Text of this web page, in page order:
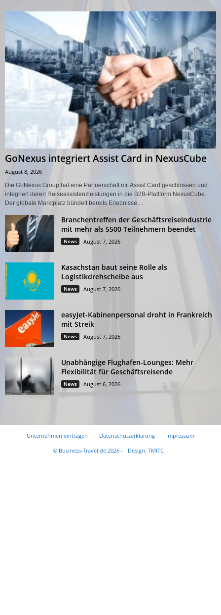
GoNexus integriert Assist Card in NexusCube
August 8, 2026
Die GoNexus Group hat eine Partnerschaft mit Assist Card geschlossen und
integriert deren Reiseassistenzleistungen in die B2B-Plattform NexusCube.
Der globale Marktplatz bündelt bereits Erlebnisse,...
Branchentreffen der Geschäftsreiseindustrie
mit mehr als 5500 Teilnehmern beendet
News August 7, 2026
Kasachstan baut seine Rolle als
Logistikdrehscheibe aus
News August 7, 2026
easyJet-Kabinenpersonal droht in Frankreich
mit Streik
News August 7, 2026
Unabhängige Flughafen-Lounges: Mehr
Flexibilität für Geschäftsreisende
News August 6, 2026
Unternehmen eintragen Datenschutzerklärung
Impressum
© Business-Travel.de 2026 -
Design: TMITC